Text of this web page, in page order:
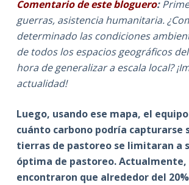
Comentario de este bloguero:
guerras, asistencia humanitaria.
determinado las condiciones
de todos los espacios geográficos
hora de generalizar a escala local?
actualidad!
Luego, usando ese mapa, el
cuánto carbono podría capturarse
tierras de pastoreo se limitaran a
óptima de pastoreo.
encontraron que alrededor del